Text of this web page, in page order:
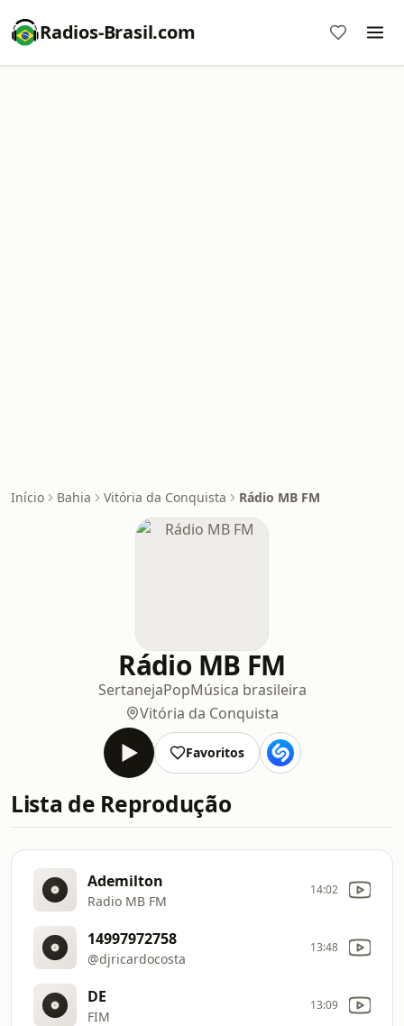
Radios-Brasil.com
Início Bahia Vitória da Conquista Rádio MB FM
Rádio MB FM
SertanejaPopMúsica brasileira
Vitória da Conquista
Favoritos
Lista de Reprodução
Ademilton
Radio MB FM
14:02
14997972758
@djricardocosta
13:48
DE
FIM
13:09